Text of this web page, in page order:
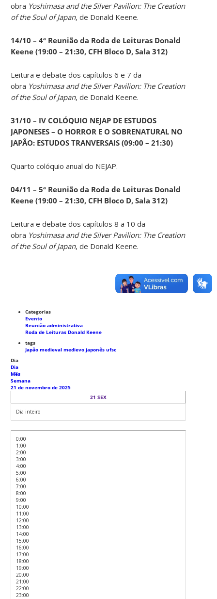
obra Yoshimasa and the Silver Pavilion: The Creation
of the Soul of Japan, de Donald Keene.
14/10 – 4ª Reunião da Roda de Leituras Donald
Keene (19:00 – 21:30, CFH Bloco D, Sala 312)
Leitura e debate dos capítulos 6 e 7 da
obra Yoshimasa and the Silver Pavilion: The Creation
of the Soul of Japan, de Donald Keene.
31/10 – IV COLÓQUIO NEJAP DE ESTUDOS
JAPONESES – O HORROR E O SOBRENATURAL NO
JAPÃO: ESTUDOS TRANVERSAIS (09:00 – 21:30)
Quarto colóquio anual do NEJAP.
04/11 – 5ª Reunião da Roda de Leituras Donald
Keene (19:00 – 21:30, CFH Bloco D, Sala 312)
Leitura e debate dos capítulos 8 a 10 da
obra Yoshimasa and the Silver Pavilion: The Creation
of the Soul of Japan, de Donald Keene.
Categorias
Evento
Reunião administrativa
Roda de Leituras Donald Keene
tags
Japão medievalmedievo japonêsufsc
Dia
Dia
Mês
Semana
21 de novembro de 2025
21 SEX
Dia inteiro
0:00
1:00
2:00
3:00
4:00
5:00
6:00
7:00
8:00
9:00
10:00
11:00
12:00
13:00
14:00
15:00
16:00
17:00
18:00
19:00
20:00
21:00
22:00
23:00